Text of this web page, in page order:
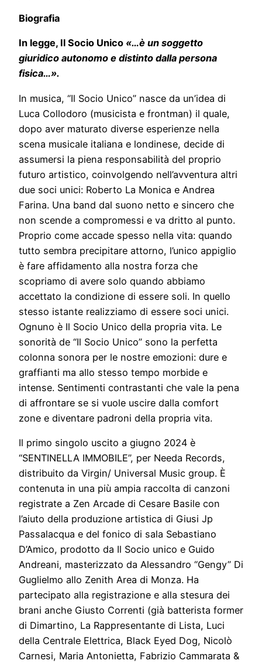
Biografia
In legge, Il Socio Unico «…è un soggetto
giuridico autonomo e distinto dalla persona
fisica…».
In musica, “Il Socio Unico” nasce da un’idea di
Luca Collodoro (musicista e frontman) il quale,
dopo aver maturato diverse esperienze nella
scena musicale italiana e londinese, decide di
assumersi la piena responsabilità del proprio
futuro artistico, coinvolgendo nell’avventura altri
due soci unici: Roberto La Monica e Andrea
Farina. Una band dal suono netto e sincero che
non scende a compromessi e va dritto al punto.
Proprio come accade spesso nella vita: quando
tutto sembra precipitare attorno, l’unico appiglio
è fare affidamento alla nostra forza che
scopriamo di avere solo quando abbiamo
accettato la condizione di essere soli. In quello
stesso istante realizziamo di essere soci unici.
Ognuno è Il Socio Unico della propria vita. Le
sonorità de “Il Socio Unico” sono la perfetta
colonna sonora per le nostre emozioni: dure e
graffianti ma allo stesso tempo morbide e
intense. Sentimenti contrastanti che vale la pena
di affrontare se si vuole uscire dalla comfort
zone e diventare padroni della propria vita.
Il primo singolo uscito a giugno 2024 è
“SENTINELLA IMMOBILE”, per Needa Records,
distribuito da Virgin/ Universal Music group. È
contenuta in una più ampia raccolta di canzoni
registrate a Zen Arcade di Cesare Basile con
l’aiuto della produzione artistica di Giusi Jp
Passalacqua e del fonico di sala Sebastiano
D’Amico, prodotto da Il Socio unico e Guido
Andreani, masterizzato da Alessandro “Gengy” Di
Guglielmo allo Zenith Area di Monza. Ha
partecipato alla registrazione e alla stesura dei
brani anche Giusto Correnti (già batterista former
di Dimartino, La Rappresentante di Lista, Luci
della Centrale Elettrica, Black Eyed Dog, Nicolò
Carnesi, Maria Antonietta, Fabrizio Cammarata &